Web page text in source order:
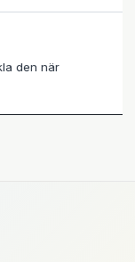
den när